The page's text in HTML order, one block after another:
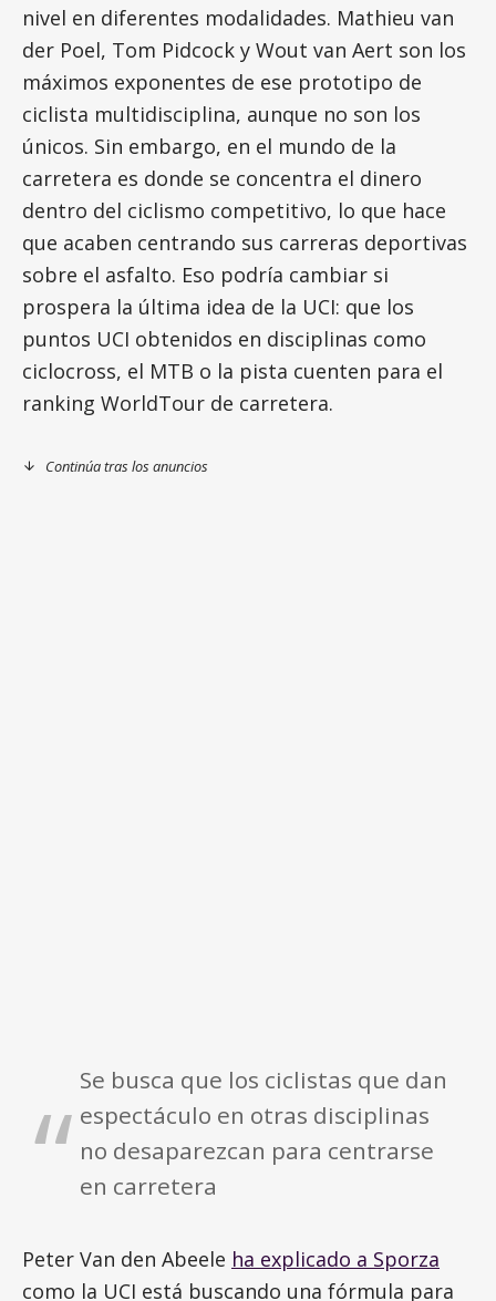
nivel en diferentes modalidades. Mathieu van
der Poel, Tom Pidcock y Wout van Aert son los
máximos exponentes de ese prototipo de
ciclista multidisciplina, aunque no son los
únicos. Sin embargo, en el mundo de la
carretera es donde se concentra el dinero
dentro del ciclismo competitivo, lo que hace
que acaben centrando sus carreras deportivas
sobre el asfalto. Eso podría cambiar si
prospera la última idea de la UCI: que los
puntos UCI obtenidos en disciplinas como
ciclocross, el MTB o la pista cuenten para el
ranking WorldTour de carretera.
Continúa tras los anuncios
Se busca que los ciclistas que dan
espectáculo en otras disciplinas
no desaparezcan para centrarse
en carretera
Peter Van den Abeele ha explicado a Sporza
como la UCI está buscando una fórmula para